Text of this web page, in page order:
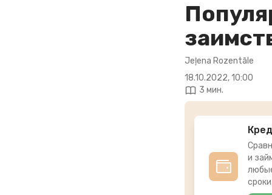
Jeļena Rozentāle
18.10.2022, 10:00
3 мин.
и